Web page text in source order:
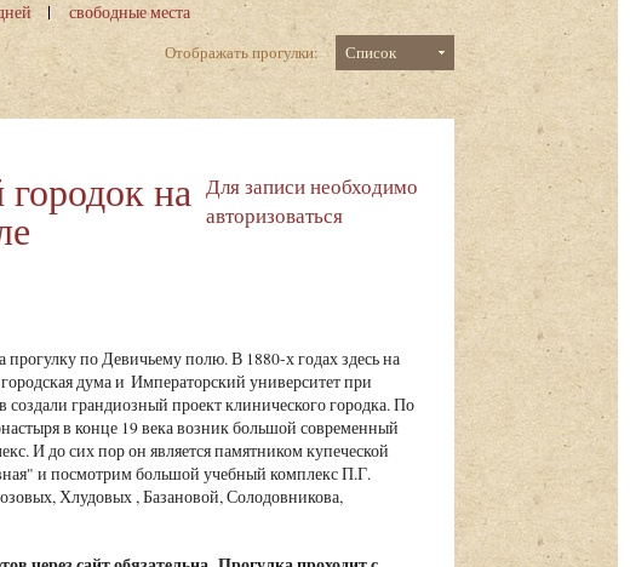
свободные места
Отображать прогулки:
Список
на Для записи необходимо
авторизоваться
прогулку по Девичьему полю. В 1880-х годах здесь на
дума и Императорский университет при
грандиозный проект клинического городка. По
в конце 19 века возник большой современный
И до сих пор он является памятником купеческой
и посмотрим большой учебный комплекс П.Г.
Хлудовых , Базановой, Солодовникова,